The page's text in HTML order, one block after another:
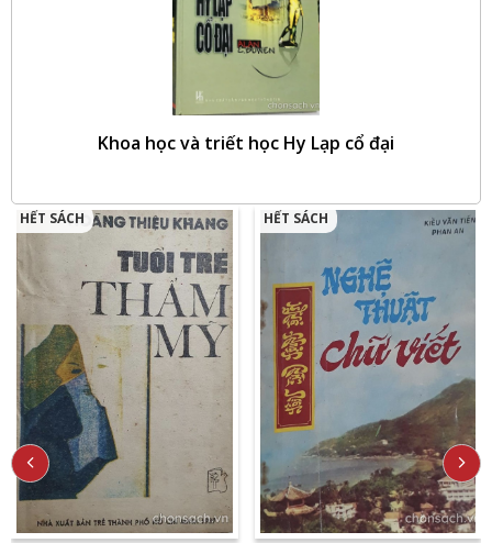
Khoa học và triết học Hy Lạp cổ đại
HẾT SÁCH HẾT SÁCH